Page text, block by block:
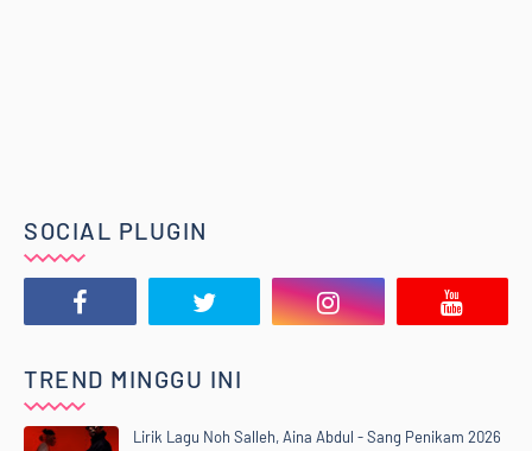
SOCIAL PLUGIN
TREND MINGGU INI
Lirik Lagu Noh Salleh, Aina Abdul - Sang Penikam 2026